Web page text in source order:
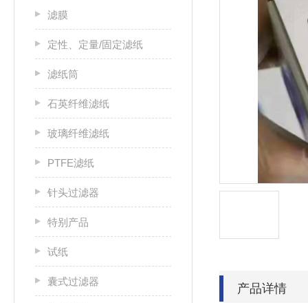
滤膜
定性、定量/固定滤纸
滤纸筒
石英纤维滤纸
玻璃纤维滤纸
PTFE滤纸
针头过滤器
特别产品
试纸
囊式过滤器
产品详情